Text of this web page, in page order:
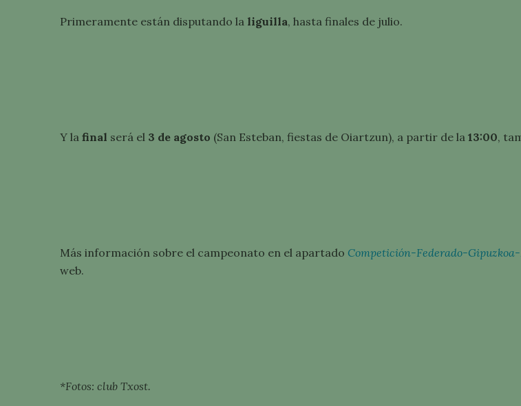
Primeramente están disputando la liguilla, hasta finales de julio.
Y la final será el 3 de agosto (San Esteban, fiestas de Oiartzun), a partir de la 13:00,
Más información sobre el campeonato en el apartado Competición-Federado-
web.
*Fotos: club Txost.